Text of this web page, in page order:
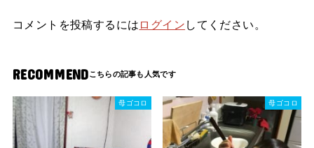
コメントを投稿するには ログイン してください。
RECOMMEND
母ゴコロ 母ゴコロ